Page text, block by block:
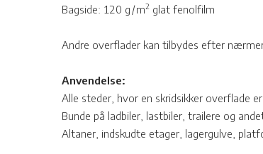
Bagside: 120 g/m2 glat fenolfilm
Andre overflader kan tilbydes efter
Anvendelse:
Alle steder, hvor en skridsikker overflade
Bunde på ladbiler, lastbiler, trailere og
Altaner, indskudte etager, lagergulve,